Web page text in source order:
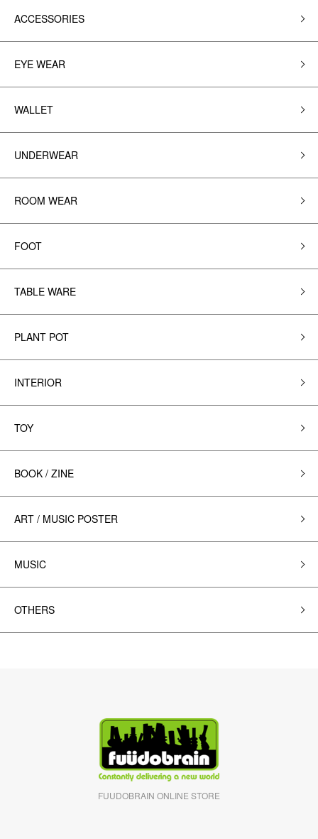
ACCESSORIES
EYE WEAR
WALLET
UNDERWEAR
ROOM WEAR
FOOT
TABLE WARE
PLANT POT
INTERIOR
TOY
BOOK / ZINE
ART / MUSIC POSTER
MUSIC
OTHERS
FUUDOBRAIN ONLINE STORE